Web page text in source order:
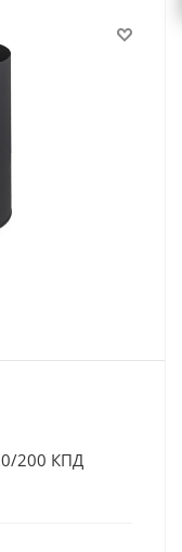
200 КПД